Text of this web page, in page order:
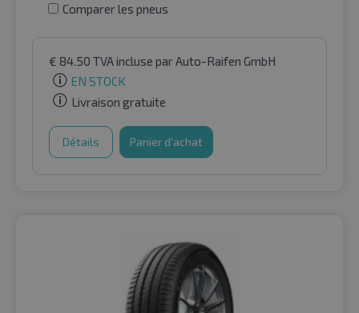
Comparer les pneus
€ 84.50 TVA incluse par Auto-Raifen GmbH
EN STOCK
Livraison gratuite
Détails Panier d'achat